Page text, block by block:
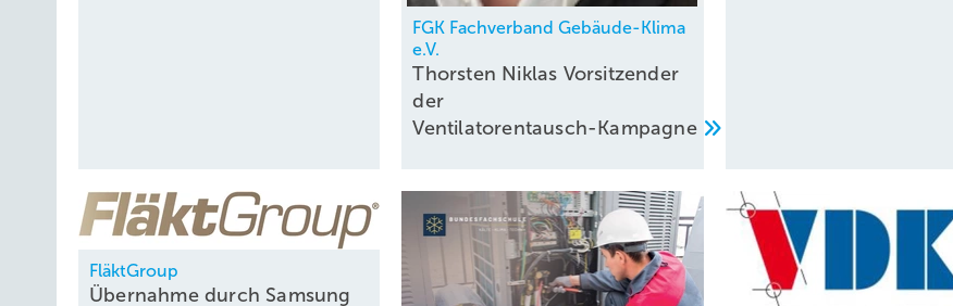
FGK Fachverband Gebäude-Klima
e.V.
Thorsten Niklas Vorsitzender
der
Ventilatorentausch-Kampagne
FläktGroup
Übernahme durch Samsung